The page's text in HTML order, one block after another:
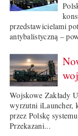
przedstawicielami
antybalistyczną –
Wojskowe Zakłady
wyrzutni iLauncher,
przez Polskę
Przekazani...